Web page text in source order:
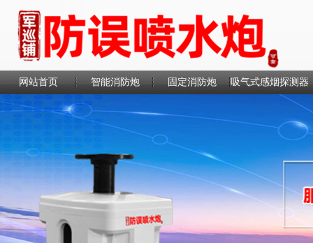
网站首页 智能消防炮 固定消防炮 吸气式感烟探测器
联系我们